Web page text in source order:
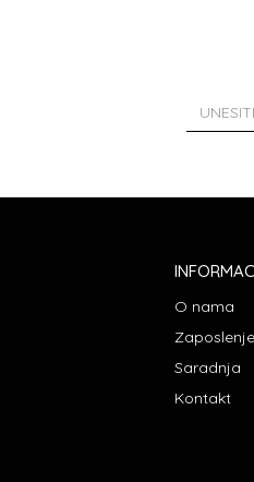
O nama
Zaposlenje
Saradnja
Kontakt